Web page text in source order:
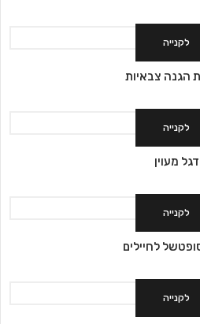
לקנייה
הגנה צבאיות
לקנייה
דגל מעוין
לקנייה
לחיילים
לקנייה